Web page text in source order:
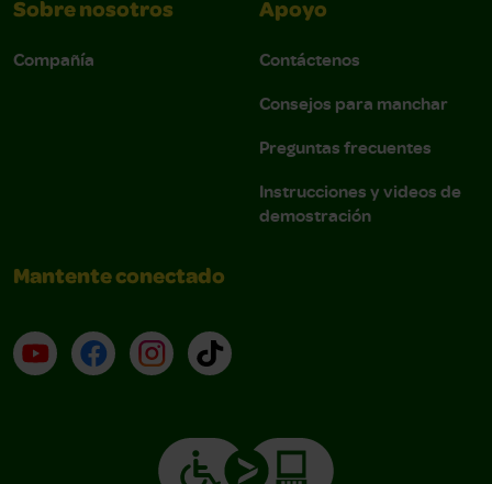
Sobre nosotros
Compañía
Apoyo
Contáctenos
Consejos para manchar
Preguntas frecuentes
Instrucciones y videos de
demostración
Mantente conectado
YouTube (en inglés)
Facebook (en inglés)
Instagram (en inglés)
TikTok